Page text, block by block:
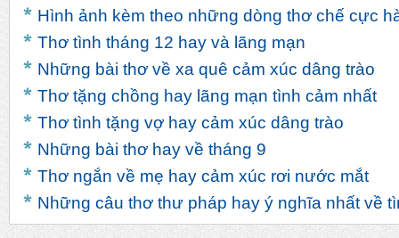
Hình ảnh kèm theo những dòng thơ chế cực
Thơ tình tháng 12 hay và lãng mạn
Những bài thơ về xa quê cảm xúc dâng trào
Thơ tặng chồng hay lãng mạn tình cảm nhất
Thơ tình tặng vợ hay cảm xúc dâng trào
Những bài thơ hay về tháng 9
Thơ ngắn về mẹ hay cảm xúc rơi nước mắt
Những câu thơ thư pháp hay ý nghĩa nhất về